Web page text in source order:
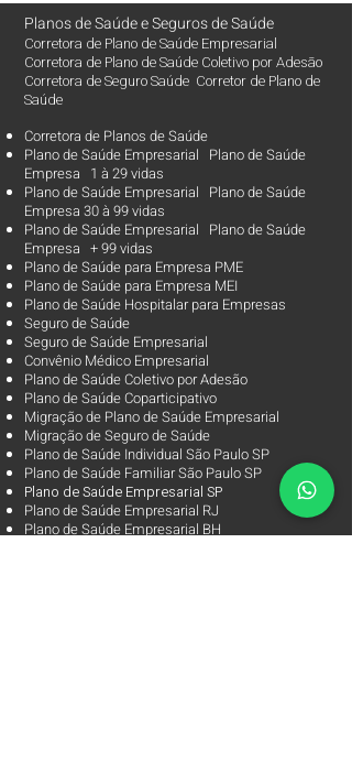
Planos de SaúdeeSeguros de Saúde
Corretora de Plano de Saúde Empresarial
Corretora de Plano de Saúde Coletivo por Adesão
Corretora de Seguro Saúde Corretor de Plano de
Saúde
Corretora de Planos de Saúde
Plano de Saúde Empresarial Plano de Saúde
Empresa 1 à 29 vidas
Plano de Saúde Empresarial Plano de Saúde
Empresa 30 à 99 vidas ​
Plano de Saúde Empresarial Plano de Saúde
Empresa + 99 vidas
Plano de Saúde para Empresa PME
Plano de Saúde para Empresa MEI
Plano de Saúde Hospitalar para Empresas
Seguro de Saúde
Seguro de Saúde Empresarial
Convênio Médico Empresarial
Plano de Saúde Coletivo por Adesão
Plano de Saúde Coparticipativo
Migração de Plano de Saúde Empresarial
Migração de Seguro de Saúde
Plano de Saúde Individual São Paulo SP
Plano de Saúde Familiar São Paulo SP
Plano de Saúde Empresarial SP
Plano de Saúde Empresarial RJ
Plano de Saúde Empresarial BH